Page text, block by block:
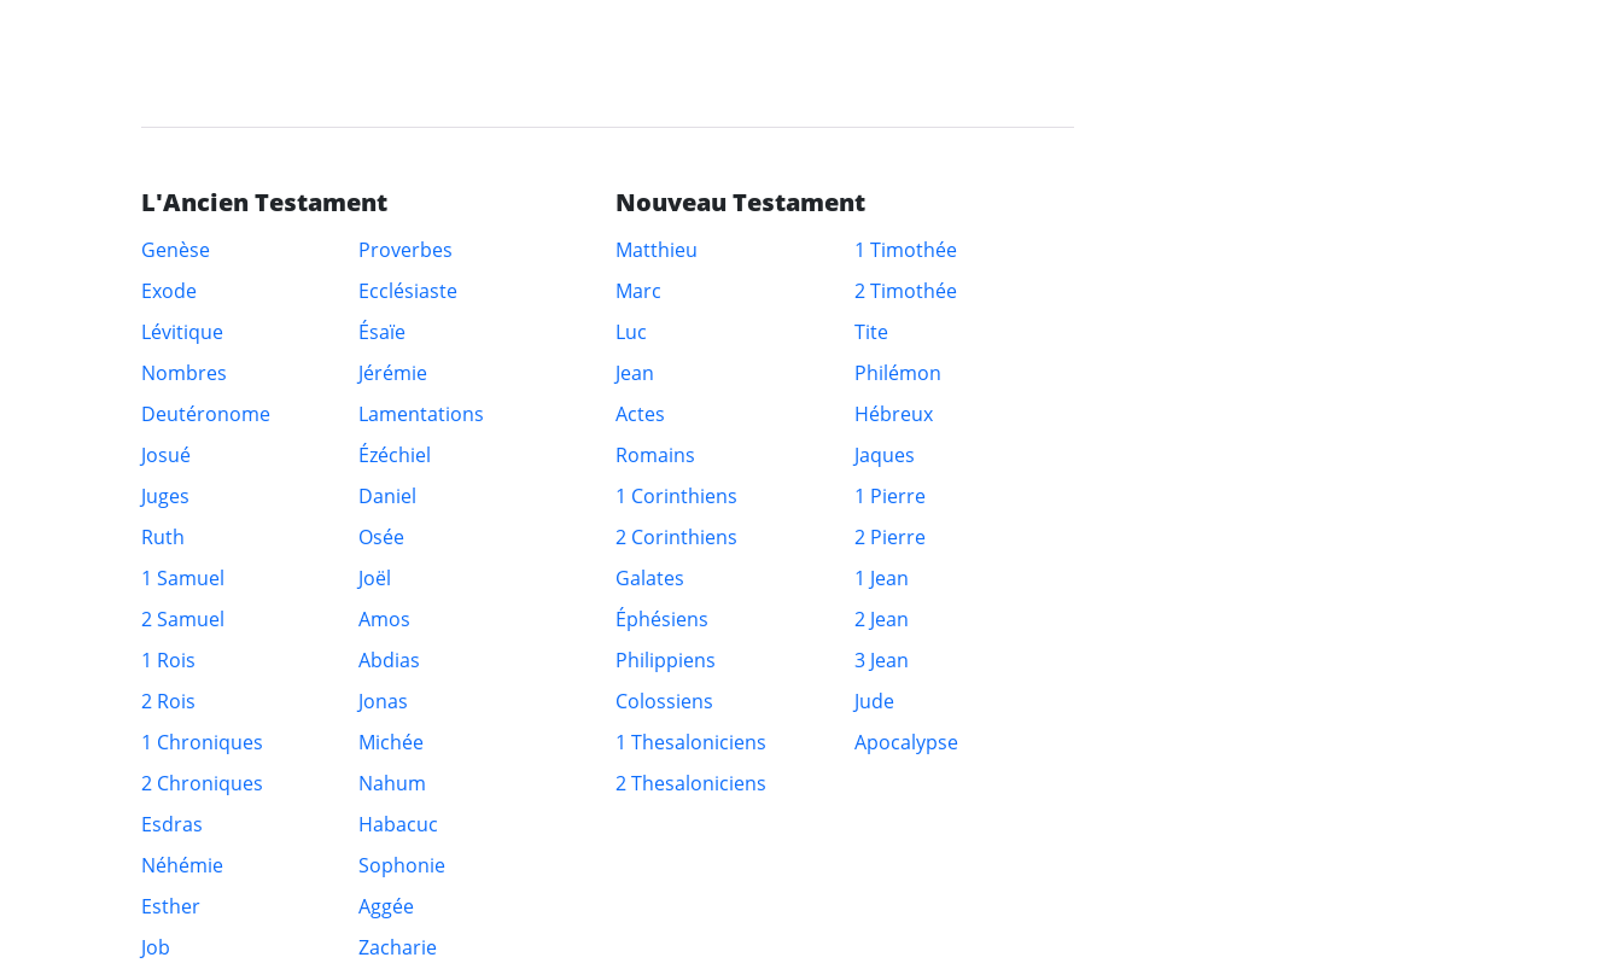
L'Ancien Testament
Genèse
Exode
Lévitique
Nombres
Deutéronome
Josué
Juges
Ruth
1 Samuel
2 Samuel
1 Rois
2 Rois
1 Chroniques
2 Chroniques
Esdras
Néhémie
Esther
Job
Proverbes
Ecclésiaste
Ésaïe
Jérémie
Lamentations
Ézéchiel
Daniel
Osée
Joël
Amos
Abdias
Jonas
Michée
Nahum
Habacuc
Sophonie
Aggée
Zacharie
Nouveau Testament
Matthieu
Marc
Luc
Jean
Actes
Romains
1 Corinthiens
2 Corinthiens
Galates
Éphésiens
Philippiens
Colossiens
1 Thesaloniciens
2 Thesaloniciens
1 Timothée
2 Timothée
Tite
Philémon
Hébreux
Jaques
1 Pierre
2 Pierre
1 Jean
2 Jean
3 Jean
Jude
Apocalypse